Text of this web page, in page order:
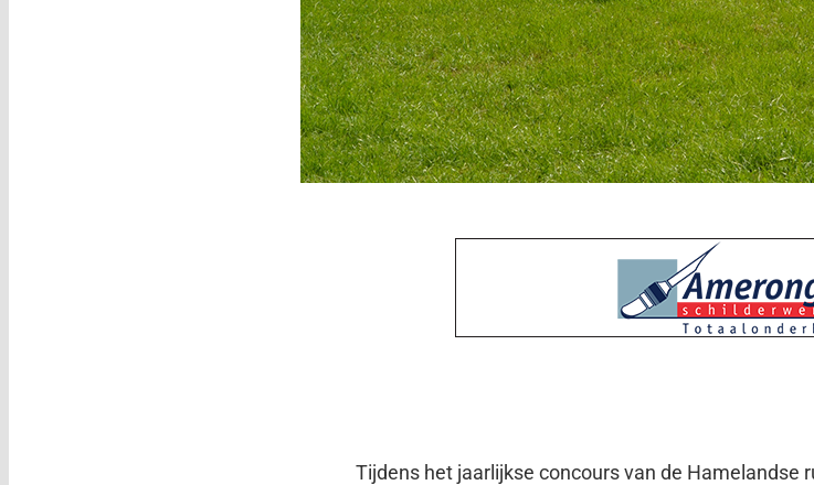
Tijdens het jaarlijkse concours van de Hamelandse